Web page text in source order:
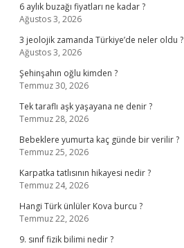
6 aylık buzağı fiyatları ne kadar ?
Ağustos 3, 2026
3 jeolojik zamanda Türkiye’de neler oldu ?
Ağustos 3, 2026
Şehinşahın oğlu kimden ?
Temmuz 30, 2026
Tek taraflı aşk yaşayana ne denir ?
Temmuz 28, 2026
Bebeklere yumurta kaç günde bir verilir ?
Temmuz 25, 2026
Karpatka tatlısının hikayesi nedir ?
Temmuz 24, 2026
Hangi Türk ünlüler Kova burcu ?
Temmuz 22, 2026
9. sınıf fizik bilimi nedir ?